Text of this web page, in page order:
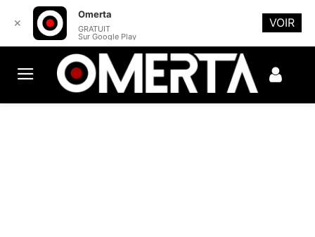
✕
Omerta
GRATUIT
Sur Google Play
VOIR